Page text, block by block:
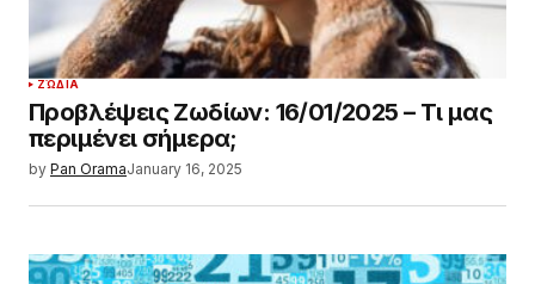
ΖΏΔΙΑ
Προβλέψεις Ζωδίων: 16/01/2025 – Τι μας
περιμένει σήμερα;
by Pan OramaJanuary 16, 2025